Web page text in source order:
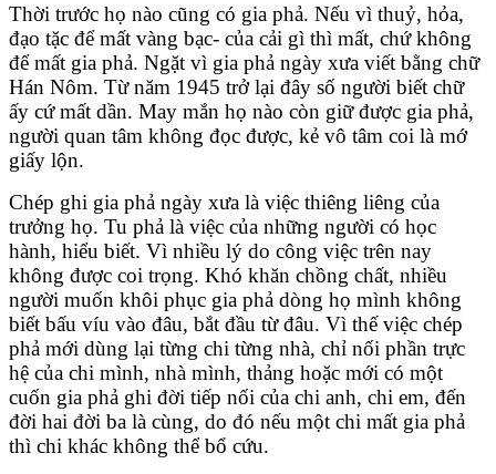
Thời trước họ nào cũng có gia phả. Nếu vì thuỷ, hỏa,
đạo tặc để mất vàng bạc- của cải gì thì mất, chứ không
để mất gia phả. Ngặt vì gia phả ngày xưa viết bằng chữ
Hán Nôm. Từ năm 1945 trở lại đây số người biết chữ
ấy cứ mất dần. May mắn họ nào còn giữ được gia phả,
người quan tâm không đọc được, kẻ vô tâm coi là mớ
giấy lộn.
Chép ghi gia phả ngày xưa là việc thiêng liêng của
trưởng họ. Tu phả là việc của những người có học
hành, hiểu biết. Vì nhiều lý do công việc trên nay
không được coi trọng. Khó khăn chồng chất, nhiều
người muốn khôi phục gia phả dòng họ mình không
biết bấu víu vào đâu, bắt đầu từ đâu. Vì thế việc chép
phả mới dùng lại từng chi từng nhà, chỉ nối phần trực
hệ của chi mình, nhà mình, thảng hoặc mới có một
cuốn gia phả ghi đời tiếp nối của chi anh, chi em, đến
đời hai đời ba là cùng, do đó nếu một chi mất gia phả
thì chi khác không thể bổ cứu.